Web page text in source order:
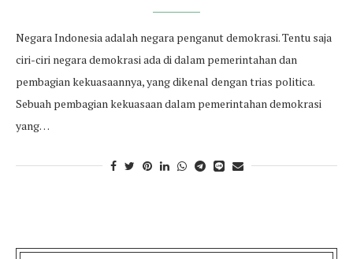
Negara Indonesia adalah negara penganut demokrasi. Tentu saja
ciri-ciri negara demokrasi ada di dalam pemerintahan dan
pembagian kekuasaannya, yang dikenal dengan trias politica.
Sebuah pembagian kekuasaan dalam pemerintahan demokrasi
yang…